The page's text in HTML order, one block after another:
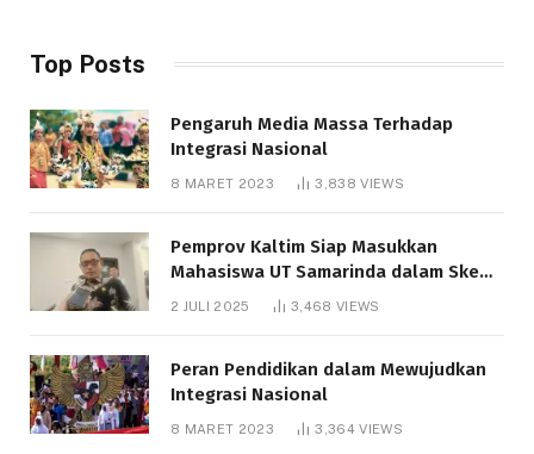
Top Posts
Pengaruh Media Massa Terhadap
Integrasi Nasional
8 MARET 2023 3,838VIEWS
Pemprov Kaltim Siap Masukkan
Mahasiswa UT Samarinda dalam Skema
Bantuan Pendidikan Gratispol
2 JULI 2025 3,468 VIEWS
Peran Pendidikan dalam Mewujudkan
Integrasi Nasional
8 MARET 2023 3,364VIEWS